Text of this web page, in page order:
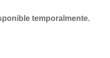
temporalmente.